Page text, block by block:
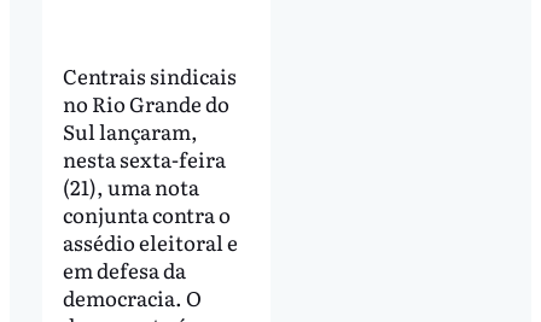
Centrais sindicais
no Rio Grande do
Sul lançaram,
nesta sexta-feira
(21), uma nota
conjunta contra o
assédio eleitoral e
em defesa da
democracia. O